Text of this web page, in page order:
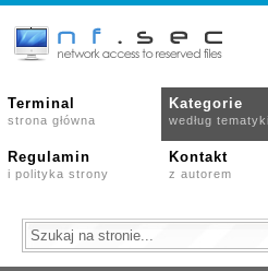
Terminal
strona główna
Kategorie
według tematyki
Regulamin
i polityka strony
Kontakt
z autorem